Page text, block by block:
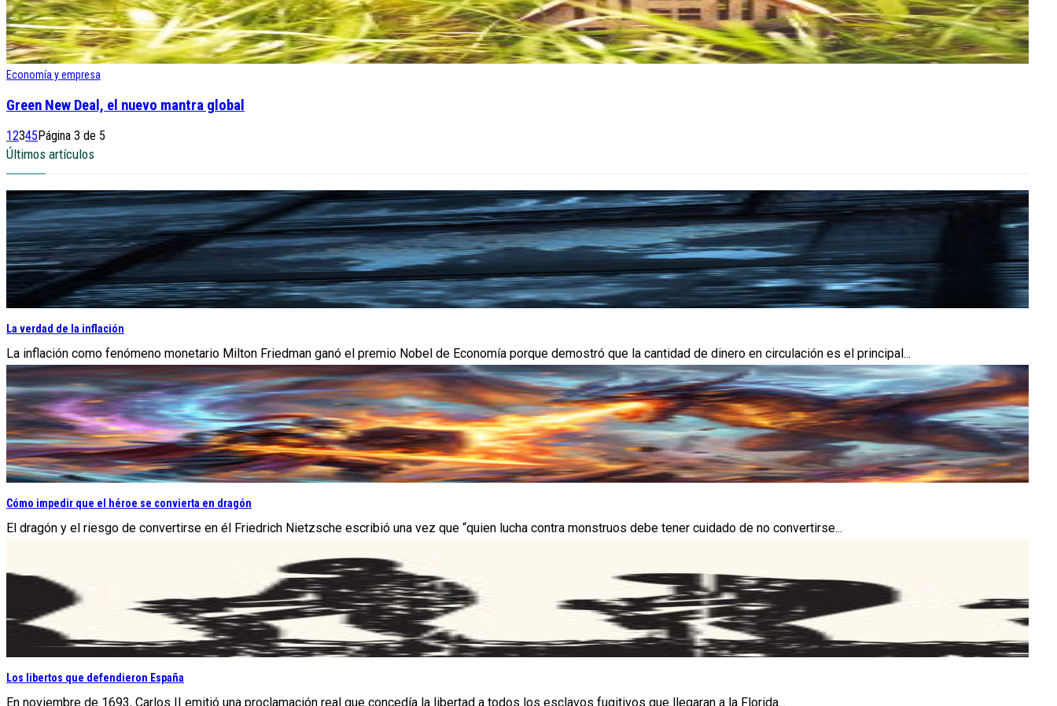
Economía y empresa
Green New Deal, el nuevo mantra global
12345 Página 3 de 5
Últimos artículos
La verdad de la inflación
La inflación como fenómeno monetario Milton Friedman ganó el premio Nobel de Economía porque demostró que la cantidad de dinero en circulación es el principal...
Cómo impedir que el héroe se convierta en dragón
El dragón y el riesgo de convertirse en él Friedrich Nietzsche escribió una vez que “quien lucha contra monstruos debe tener cuidado de no convertirse...
Los libertos que defendieron España
En noviembre de 1693, Carlos II emitió una proclamación real que concedía la libertad a todos los esclavos fugitivos que llegaran a la Florida...